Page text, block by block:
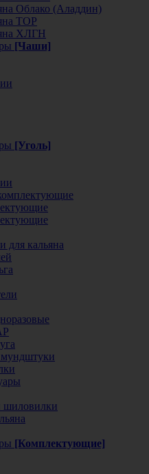
Облако (Аладдин)
ТОР
ХЛГН
[Чаши]
[Уголь]
для кальяна
[Комплектующие]